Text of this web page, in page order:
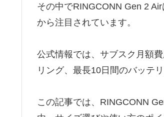
その中でRINGCONN Gen 2
から注目されています。
公式情報では、サブスク月額
リング、最長10日間のバッテ
この記事では、RINGCONN